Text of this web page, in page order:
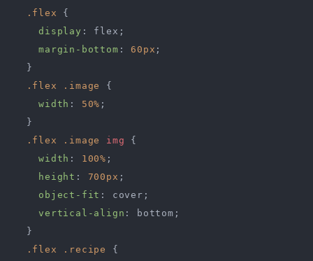
.flex
{
display : flex;
margin-bottom : 60px ;
  }
.flex
.image
{
width : 50% ;
  }
.flex
.image img {
width : 100% ;
height : 700px ;
object-fit : cover;
vertical-align : bottom;
  }
.flex
.recipe
{